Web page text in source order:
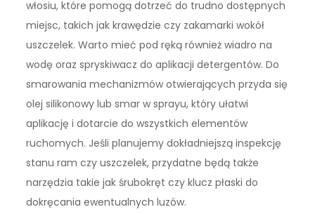
włosiu, które pomogą dotrzeć do trudno dostępnych
miejsc, takich jak krawędzie czy zakamarki wokół
uszczelek. Warto mieć pod ręką również wiadro na
wodę oraz spryskiwacz do aplikacji detergentów. Do
smarowania mechanizmów otwierających przyda się
olej silikonowy lub smar w sprayu, który ułatwi
aplikację i dotarcie do wszystkich elementów
ruchomych. Jeśli planujemy dokładniejszą inspekcję
stanu ram czy uszczelek, przydatne będą także
narzędzia takie jak śrubokręt czy klucz płaski do
dokręcania ewentualnych luzów.